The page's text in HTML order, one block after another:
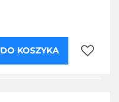
DO KOSZYKA